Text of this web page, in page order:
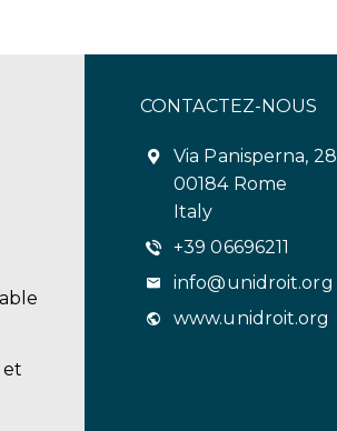
et
CONTACTEZ-NOUS
Via Panisperna, 28
00184 Rome
Italy
+39 06696211
info@unidroit.org
www.unidroit.org